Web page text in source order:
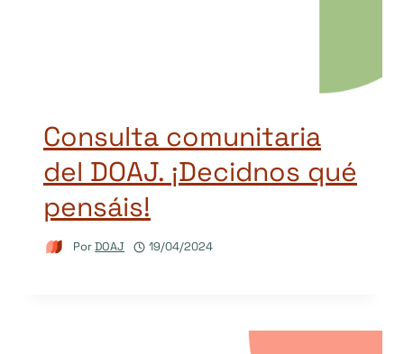
Consulta comunitaria
del DOAJ. ¡Decidnos qué
pensáis!
PorDOAJ 19/04/2024